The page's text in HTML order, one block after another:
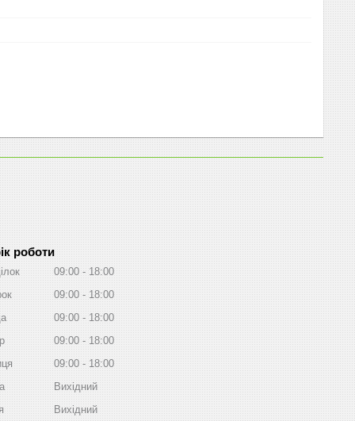
роботи
09:00
18:00
09:00
18:00
09:00
18:00
09:00
18:00
09:00
18:00
Вихідний
Вихідний